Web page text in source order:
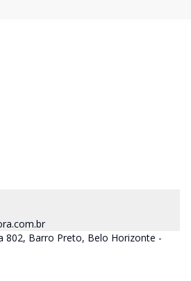
802, Barro Preto, Belo Horizonte -